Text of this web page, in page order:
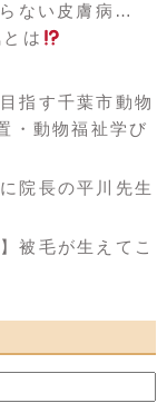
ない皮膚病…
は
指す千葉市動物
・動物福祉学び
院長の平川先生
被毛が生えてこ